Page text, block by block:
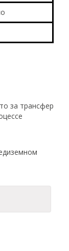
за трансфер